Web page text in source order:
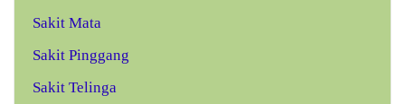
Sakit Mata
Sakit Pinggang
Sakit Telinga